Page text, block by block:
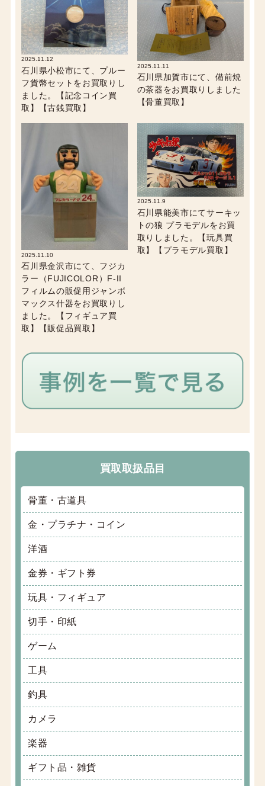
2025.11.12
石川県小松市にて、プルー
フ貨幣セットをお買取りし
ました。【記念コイン買
取】【古銭買取】
2025.11.11
石川県加賀市にて、備前焼
の茶器をお買取りしました
【骨董買取】
2025.11.10
石川県金沢市にて、フジカ
ラー（FUJICOLOR）F-II
フィルムの販促用ジャンボ
マックス什器をお買取りし
ました。【フィギュア買
取】【販促品買取】
2025.11.9
石川県能美市にてサーキッ
トの狼 プラモデルをお買
取りしました。【玩具買
取】【プラモデル買取】
買取取扱品目
骨董・古道具
金・プラチナ・コイン
洋酒
金券・ギフト券
玩具・フィギュア
切手・印紙
ゲーム
工具
釣具
カメラ
楽器
ギフト品・雑貨